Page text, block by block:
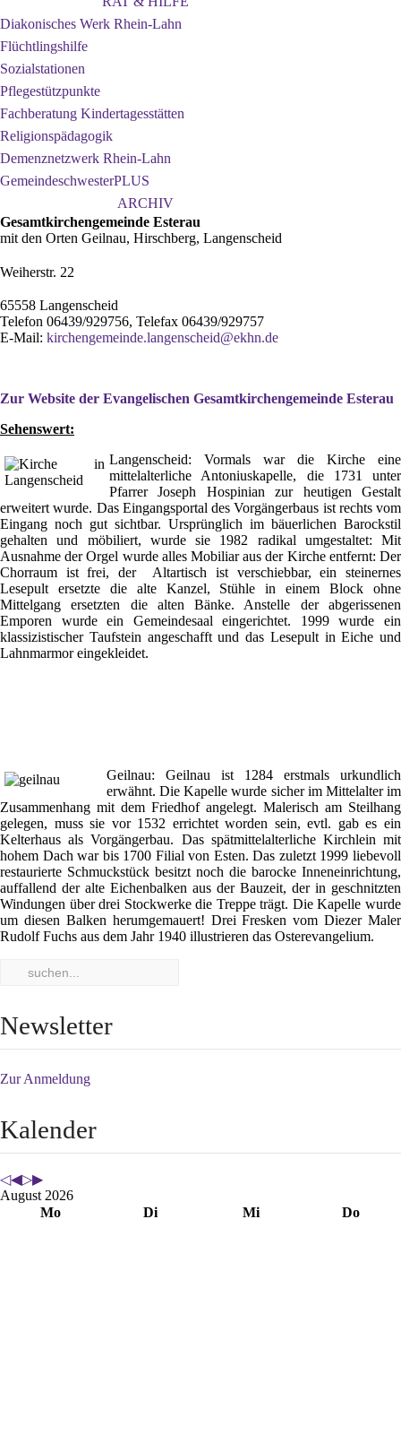
Diakonisches Werk Rhein-Lahn
Flüchtlingshilfe
Sozialstationen
Pflegestützpunkte
Fachberatung Kindertagesstätten
Religionspädagogik
Demenznetzwerk Rhein-Lahn
GemeindeschwesterPLUS
ARCHIV
Gesamtkirchengemeinde Esterau
mit den Orten Geilnau, Hirschberg, Langenscheid
Weiherstr. 22
65558 Langenscheid
Telefon 06439/929756, Telefax 06439/929757
E-Mail: kirchengemeinde.langenscheid@ekhn.de
Zur Website der Evangelischen Gesamtkirchengemeinde Esterau
Sehenswert:
Langenscheid: Vormals war die Kirche eine
mittelalterliche Antoniuskapelle, die 1731 unter
Pfarrer Joseph Hospinian zur heutigen Gestalt
erweitert wurde. Das Eingangsportal des Vorgängerbaus ist rechts vom
Eingang noch gut sichtbar. Ursprünglich im bäuerlichen Barockstil
gehalten und möbiliert, wurde sie 1982 radikal umgestaltet: Mit
Ausnahme der Orgel wurde alles Mobiliar aus der Kirche entfernt: Der
Chorraum ist frei, der Altartisch ist verschiebbar, ein steinernes
Lesepult ersetzte die alte Kanzel, Stühle in einem Block ohne
Mittelgang ersetzten die alten Bänke. Anstelle der abgerissenen
Emporen wurde ein Gemeindesaal eingerichtet. 1999 wurde ein
klassizistischer Taufstein angeschafft und das Lesepult in Eiche und
Lahnmarmor eingekleidet.
Geilnau: Geilnau ist 1284 erstmals urkundlich
erwähnt. Die Kapelle wurde sicher im Mittelalter im
Zusammenhang mit dem Friedhof angelegt. Malerisch am Steilhang
gelegen, muss sie vor 1532 errichtet worden sein, evtl. gab es ein
Kelterhaus als Vorgängerbau. Das spätmittelalterliche Kirchlein mit
hohem Dach war bis 1700 Filial von Esten. Das zuletzt 1999 liebevoll
restaurierte Schmuckstück besitzt noch die barocke Inneneinrichtung,
auffallend der alte Eichenbalken aus der Bauzeit, der in geschnitzten
Windungen über drei Stockwerke die Treppe trägt. Die Kapelle wurde
um diesen Balken herumgemauert! Drei Fresken vom Diezer Maler
Rudolf Fuchs aus dem Jahr 1940 illustrieren das Osterevangelium.
Newsletter
Zur Anmeldung
Kalender
August 2026
Mo
Di Mi Do